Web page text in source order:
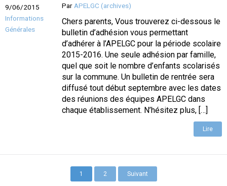
9/06/2015
Informations
Générales
Par APELGC (archives)
Chers parents, Vous trouverez ci-dessous le
bulletin d’adhésion vous permettant
d’adhérer à l’APELGC pour la période scolaire
2015-2016. Une seule adhésion par famille,
quel que soit le nombre d’enfants scolarisés
sur la commune. Un bulletin de rentrée sera
diffusé tout début septembre avec les dates
des réunions des équipes APELGC dans
chaque établissement. N’hésitez plus, […]
Lire
1 2 Suivant